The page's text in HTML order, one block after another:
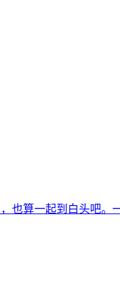
也算一起到白头吧。